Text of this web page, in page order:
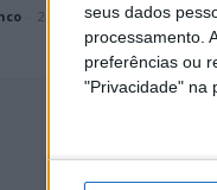
seus dados
processamento.
preferências ou
"Privacidade" na
2 de Julho, 2026